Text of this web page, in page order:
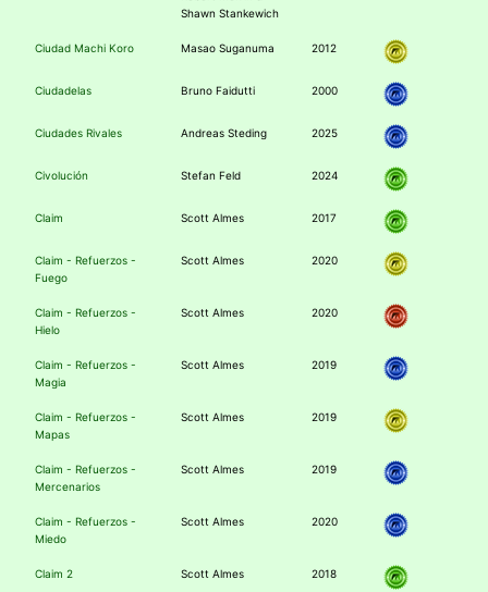
Shawn Stankewich
Ciudad Machi Koro Masao Suganuma 2012
Ciudadelas Bruno Faidutti 2000
Ciudades Rivales Andreas Steding 2025
Civolución Stefan Feld 2024
Claim Scott Almes 2017
Claim - Refuerzos -
Fuego
Scott Almes 2020
Claim - Refuerzos -
Hielo
Scott Almes 2020
Claim - Refuerzos -
Magia
Scott Almes 2019
Claim - Refuerzos -
Mapas
Scott Almes 2019
Claim - Refuerzos -
Mercenarios
Scott Almes 2019
Claim - Refuerzos -
Miedo
Scott Almes 2020
Claim 2 Scott Almes 2018